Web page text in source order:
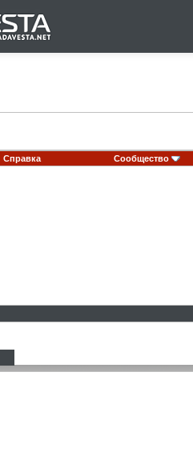
Справка Сообщество